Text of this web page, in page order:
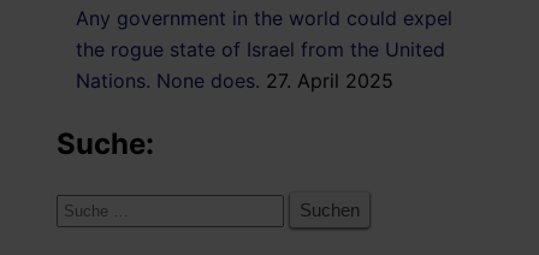
Any government in the world could expel
the rogue state of Israel from the United
Nations. None does. 27. April 2025
Suche:
Suche